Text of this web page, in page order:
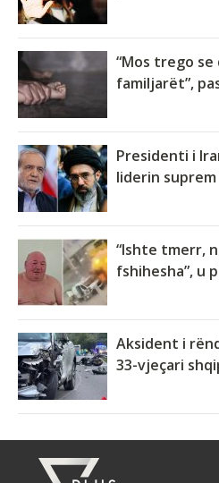
“Mos trego
familjarët”,
Presidenti i
liderin suprem
“Ishte tmerr,
fshihesha”, u
Aksident i
33-vjeçari